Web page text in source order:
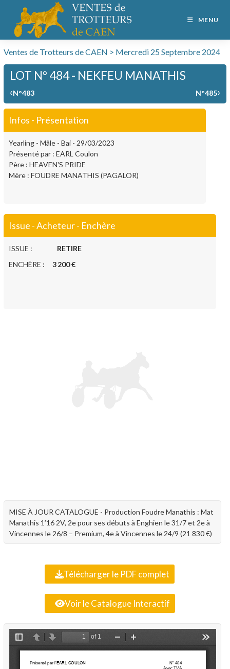
MENU
Ventes de Trotteurs de CAEN > Mercredi 25 Septembre 2024
LOT N° 484 - NEKFEU MANATHIS
‹N°483 N°485›
Infos - Présentation
Yearling - Mâle - Bai - 29/03/2023
Présenté par : EARL Coulon
Père : HEAVEN'S PRIDE
Mère : FOUDRE MANATHIS (PAGALOR)
Issue - Acheteur - Enchère
ISSUE : RETIRE
ENCHÈRE : 3 200 €
MISE À JOUR CATALOGUE - Production Foudre Manathis : Mat
Manathis 1’16 2V, 2e pour ses débuts à Enghien le 31/7 et 2e à
Vincennes le 26/8 – Premium, 4e à Vincennes le 24/9 (21 830 €)
Télécharger le PDF complet
Voir le Catalogue Interactif